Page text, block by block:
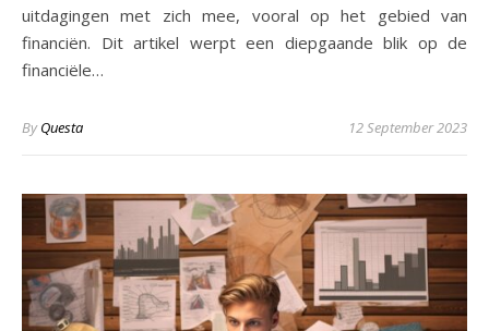
uitdagingen met zich mee, vooral op het gebied van
financiën. Dit artikel werpt een diepgaande blik op de
financiële…
ByQuesta 12 September 2023